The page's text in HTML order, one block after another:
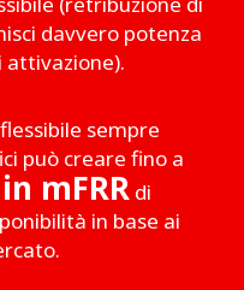
davvero potenza
attivazione).
sempre
può creare fino a
mFRR di
in base ai